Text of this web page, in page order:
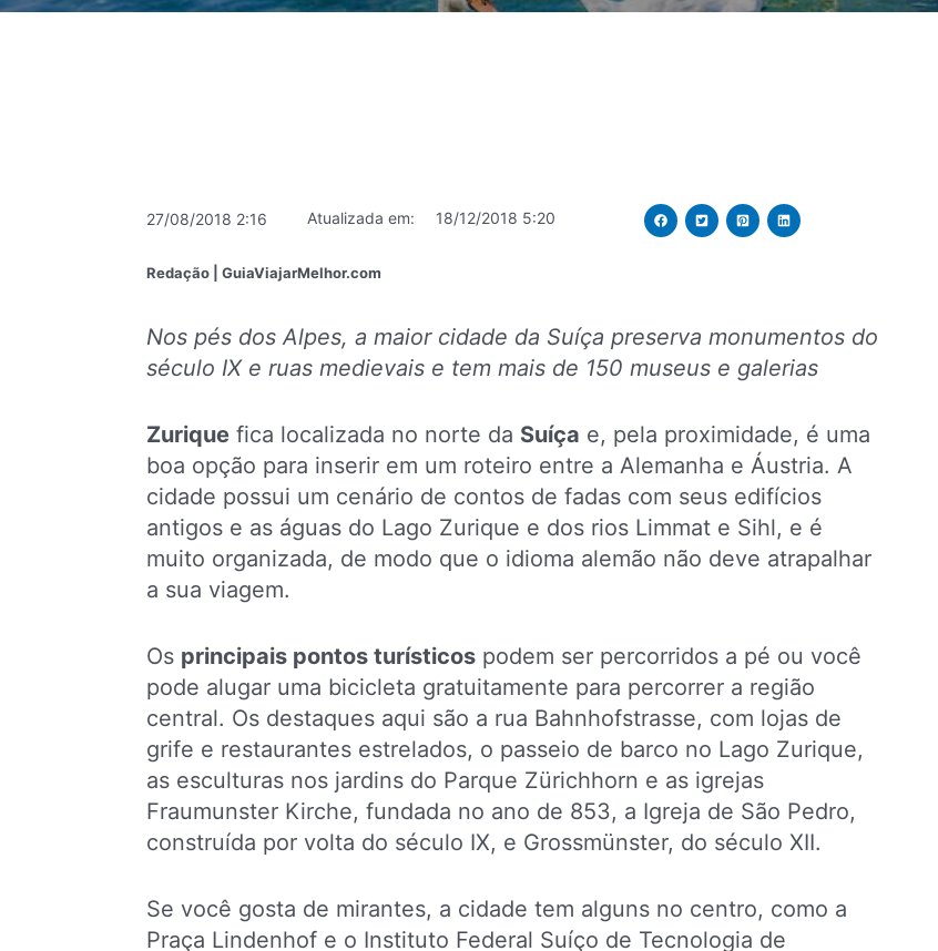
27/08/2018 2:16 Atualizada em: 18/12/2018 5:20
Redação | GuiaViajarMelhor.com
Nos pés dos Alpes, a maior cidade da Suíça preserva monumentos do
século IX e ruas medievais e tem mais de 150 museus e galerias
Zurique fica localizada no norte da Suíça e, pela proximidade, é uma
boa opção para inserir em um roteiro entre a Alemanha e Áustria. A
cidade possui um cenário de contos de fadas com seus edifícios
antigos e as águas do Lago Zurique e dos rios Limmat e Sihl, e é
muito organizada, de modo que o idioma alemão não deve atrapalhar
a sua viagem.
Os principais pontos turísticos podem ser percorridos a pé ou você
pode alugar uma bicicleta gratuitamente para percorrer a região
central. Os destaques aqui são a rua Bahnhofstrasse, com lojas de
grife e restaurantes estrelados, o passeio de barco no Lago Zurique,
as esculturas nos jardins do Parque Zürichhorn e as igrejas
Fraumunster Kirche, fundada no ano de 853, a Igreja de São Pedro,
construída por volta do século IX, e Grossmünster, do século XII.
Se você gosta de mirantes, a cidade tem alguns no centro, como a
Praça Lindenhof e o Instituto Federal Suíço de Tecnologia de